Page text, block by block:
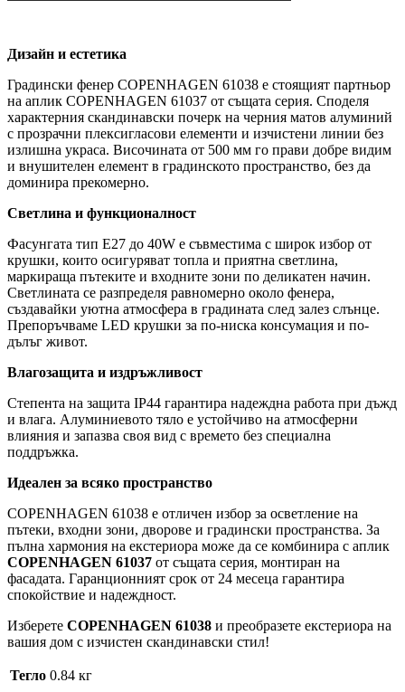
Дизайн и естетика
Градински фенер COPENHAGEN 61038 е стоящият партньор
на аплик COPENHAGEN 61037 от същата серия. Споделя
характерния скандинавски почерк на черния матов алуминий
с прозрачни плексигласови елементи и изчистени линии без
излишна украса. Височината от 500 мм го прави добре видим
и внушителен елемент в градинското пространство, без да
доминира прекомерно.
Светлина и функционалност
Фасунгата тип E27 до 40W е съвместима с широк избор от
крушки, които осигуряват топла и приятна светлина,
маркираща пътеките и входните зони по деликатен начин.
Светлината се разпределя равномерно около фенера,
създавайки уютна атмосфера в градината след залез слънце.
Препоръчваме LED крушки за по-ниска консумация и по-
дълъг живот.
Влагозащита и издръжливост
Степента на защита IP44 гарантира надеждна работа при дъжд
и влага. Алуминиевото тяло е устойчиво на атмосферни
влияния и запазва своя вид с времето без специална
поддръжка.
Идеален за всяко пространство
COPENHAGEN 61038 е отличен избор за осветление на
пътеки, входни зони, дворове и градински пространства. За
пълна хармония на екстериора може да се комбинира с аплик
COPENHAGEN 61037 от същата серия, монтиран на
фасадата. Гаранционният срок от 24 месеца гарантира
спокойствие и надеждност.
Изберете COPENHAGEN 61038 и преобразете екстериора на
вашия дом с изчистен скандинавски стил!
Тегло 0.84 кг